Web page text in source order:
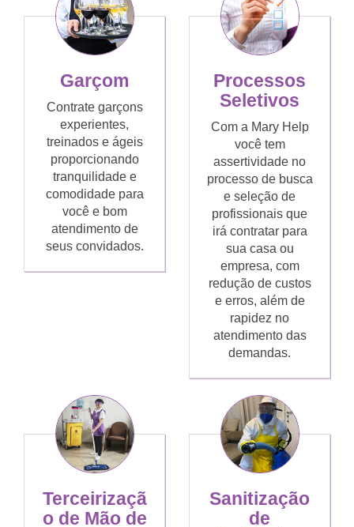
Garçom
Contrate garçons
experientes,
treinados e ágeis
proporcionando
tranquilidade e
comodidade para
você e bom
atendimento de
seus convidados.
Processos
Seletivos
Com a Mary Help
você tem
assertividade no
processo de busca
e seleção de
profissionais que
irá contratar para
sua casa ou
empresa, com
redução de custos
e erros, além de
rapidez no
atendimento das
demandas.
Terceirizaçã
o de Mão de
Sanitização
de